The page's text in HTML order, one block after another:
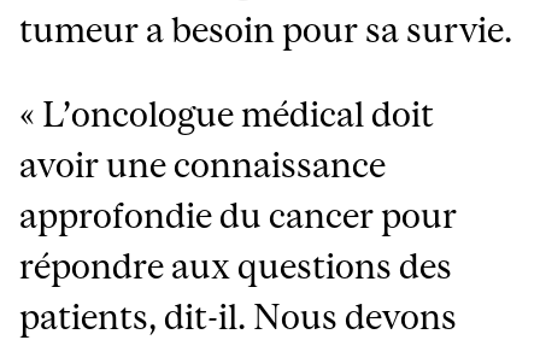
tumeur a besoin pour sa survie.
« L’oncologue médical doit
avoir une connaissance
approfondie du cancer pour
répondre aux questions des
patients, dit-il. Nous devons